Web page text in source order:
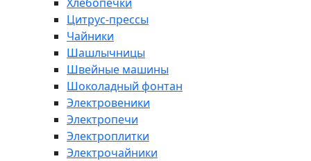
Цитрус-прессы
Чайники
Шашлычницы
Швейные машины
Шоколадный фонтан
Электровеники
Электропечи
Электроплитки
Электрочайники